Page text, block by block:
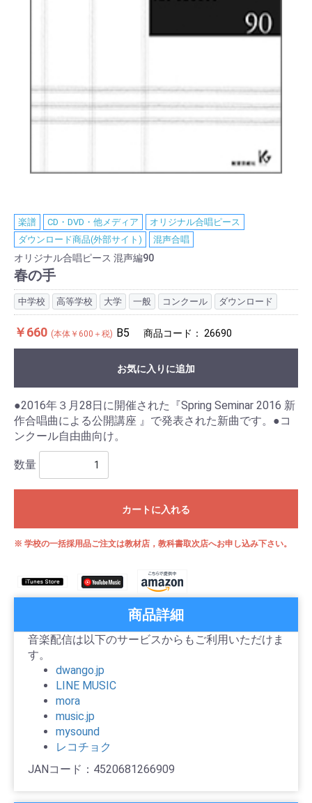
楽譜 CD・DVD・他メディア
オリジナル合唱ピース
ダウンロード商品(外部サイト)
混声合唱
オリジナル合唱ピース 混声編90
春の手
中学校 高等学校 大学 一般 コンクール ダウンロード
￥660 (本体￥600＋税) B5 商品コード： 26690
お気に入りに追加
●2016年３月28日に開催された『Spring Seminar 2016 新
作合唱曲による公開講座 』で発表された新曲です。●コ
ンクール自由曲向け。
数量
カートに入れる
※ 学校の一括採用品ご注文は教材店，教科書取次店へお申し込み下さい。
商品詳細
音楽配信は以下のサービスからもご利用いただけま
す。
dwango.jp
LINE MUSIC
mora
music.jp
mysound
レコチョク
JANコード：4520681266909